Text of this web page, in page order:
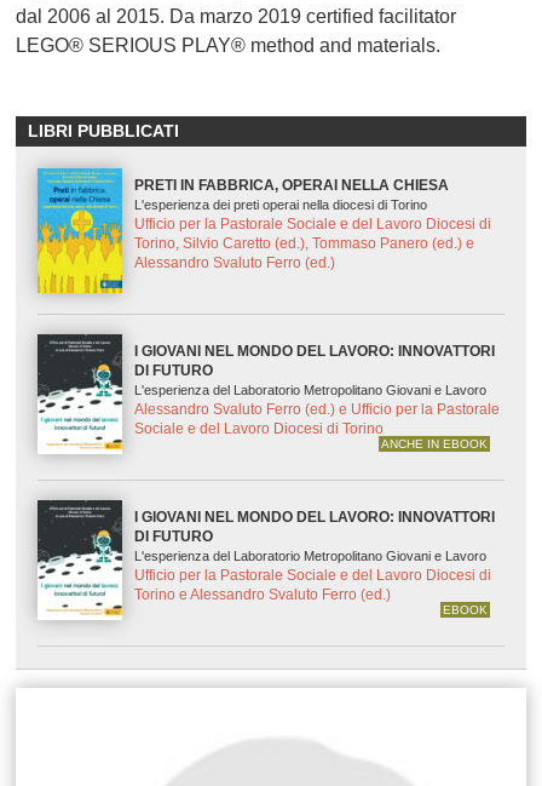
dal 2006 al 2015. Da marzo 2019 certified facilitator
LEGO® SERIOUS PLAY® method and materials.
LIBRI PUBBLICATI
PRETI IN FABBRICA, OPERAI NELLA CHIESA
L'esperienza dei preti operai nella diocesi di Torino
Ufficio per la Pastorale Sociale e del Lavoro Diocesi di
Torino, Silvio Caretto (ed.), Tommaso Panero (ed.) e
Alessandro Svaluto Ferro (ed.)
I GIOVANI NEL MONDO DEL LAVORO: INNOVATTORI
DI FUTURO
L'esperienza del Laboratorio Metropolitano Giovani e Lavoro
Alessandro Svaluto Ferro (ed.) e Ufficio per la Pastorale
Sociale e del Lavoro Diocesi di Torino
ANCHE IN EBOOK
I GIOVANI NEL MONDO DEL LAVORO: INNOVATTORI
DI FUTURO
L'esperienza del Laboratorio Metropolitano Giovani e Lavoro
Ufficio per la Pastorale Sociale e del Lavoro Diocesi di
Torino e Alessandro Svaluto Ferro (ed.)
EBOOK